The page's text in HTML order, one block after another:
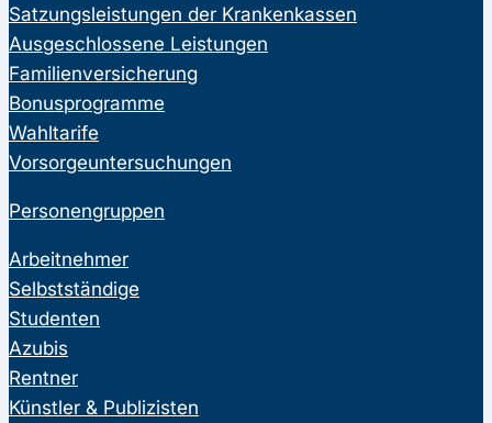
Satzungsleistungen der Krankenkassen
Ausgeschlossene Leistungen
Familienversicherung
Bonusprogramme
Wahltarife
Vorsorgeuntersuchungen
Personengruppen
Arbeitnehmer
Selbstständige
Studenten
Azubis
Rentner
Künstler & Publizisten